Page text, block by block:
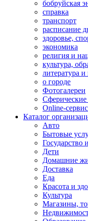
бобруйская
справка
транспорт
расписание
здоровье,
экономика
религия и
культура,
литература и
о городе
Фотогалереи
Online-
Каталог
Авто
Бытовые
Государство
Дети
Домашние
Доставка
Еда
Красота и
Культура
Магазины,